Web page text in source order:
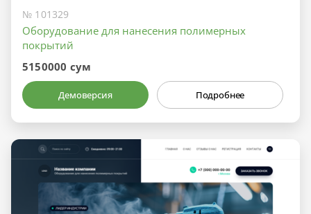
№ 101329
Оборудование для нанесения полимерных
покрытий
5150000 сум
Демоверсия Подробнее